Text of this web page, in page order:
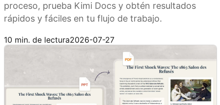
proceso, prueba Kimi Docs y obtén resultados
rápidos y fáciles en tu flujo de trabajo.
10 min. de lectura2026-07-27